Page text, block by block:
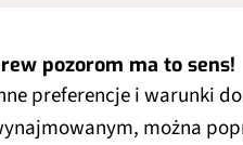
pozorom ma to sens!
preferencje i warunki
można